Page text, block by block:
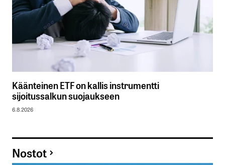
Käänteinen ETF on kallis instrumentti
sijoitussalkun suojaukseen
6.8.2026
Nostot